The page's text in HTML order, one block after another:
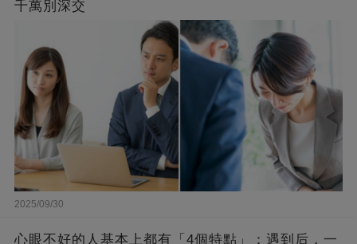
千萬別深交
2025/09/30
心眼不好的人基本上都有「4個特點」：遇到后，一